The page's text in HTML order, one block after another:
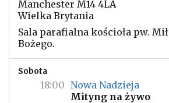
Manchester M14 4LA
Wielka Brytania
Sala parafialna kościoła pw.
Bożego.
Sobota
18:00 Nowa Nadzieja
Mityng na żywo